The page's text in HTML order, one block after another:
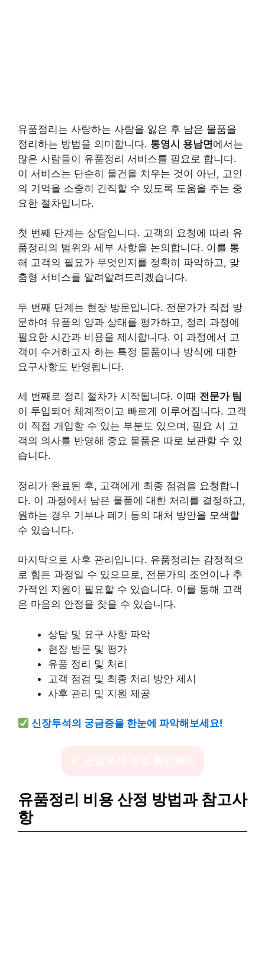
유품정리는 사랑하는 사람을 잃은 후 남은 물품을
정리하는 방법을 의미합니다. 통영시 용남면에서는
많은 사람들이 유품정리 서비스를 필요로 합니다.
이 서비스는 단순히 물건을 치우는 것이 아닌, 고인
의 기억을 소중히 간직할 수 있도록 도움을 주는 중
요한 절차입니다.
첫 번째 단계는 상담입니다. 고객의 요청에 따라 유
품정리의 범위와 세부 사항을 논의합니다. 이를 통
해 고객의 필요가 무엇인지를 정확히 파악하고, 맞
춤형 서비스를 알려알려드리겠습니다.
두 번째 단계는 현장 방문입니다. 전문가가 직접 방
문하여 유품의 양과 상태를 평가하고, 정리 과정에
필요한 시간과 비용을 제시합니다. 이 과정에서 고
객이 수거하고자 하는 특정 물품이나 방식에 대한
요구사항도 반영됩니다.
세 번째로 정리 절차가 시작됩니다. 이때 전문가 팀
이 투입되어 체계적이고 빠르게 이루어집니다. 고객
이 직접 개입할 수 있는 부분도 있으며, 필요 시 고
객의 의사를 반영해 중요 물품은 따로 보관할 수 있
습니다.
정리가 완료된 후, 고객에게 최종 점검을 요청합니
다. 이 과정에서 남은 물품에 대한 처리를 결정하고,
원하는 경우 기부나 폐기 등의 대처 방안을 모색할
수 있습니다.
마지막으로 사후 관리입니다. 유품정리는 감정적으
로 힘든 과정일 수 있으므로, 전문가의 조언이나 추
가적인 지원이 필요할 수 있습니다. 이를 통해 고객
은 마음의 안정을 찾을 수 있습니다.
상담 및 요구 사항 파악
현장 방문 및 평가
유품 정리 및 처리
고객 점검 및 최종 처리 방안 제시
사후 관리 및 지원 제공
신장투석의 궁금증을 한눈에 파악해보세요!
유품정리 비용 산정 방법과 참고사
항